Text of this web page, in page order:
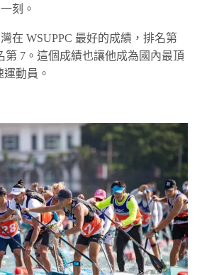
刻。
在 WSUPPC 最好的成績，排名第
第 7。這個成績也讓他成為國內最頂
動員。